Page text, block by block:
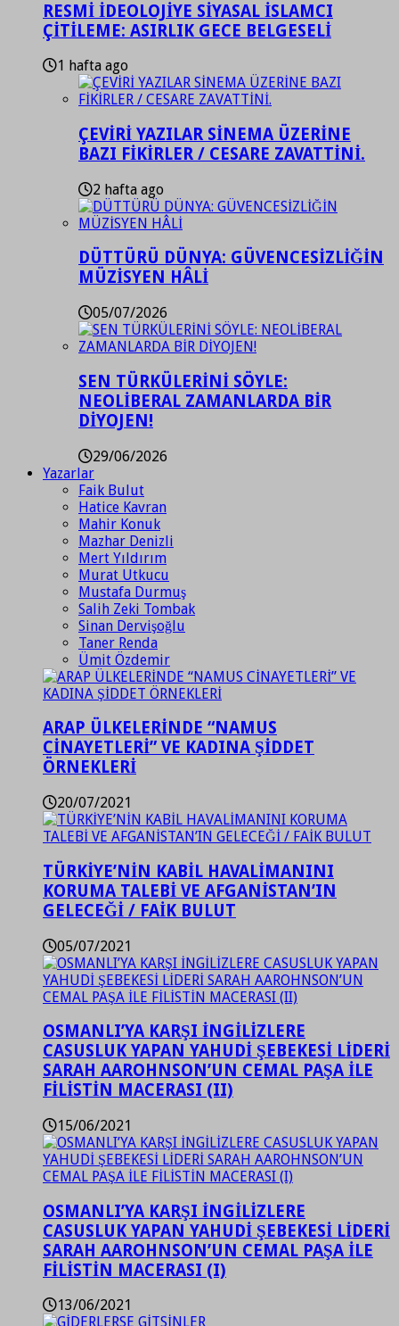
RESMİ İDEOLOJİYE SİYASAL İSLAMCI
ÇİTİLEME: ASIRLIK GECE BELGESELİ
1 hafta ago
ÇEVİRİ YAZILAR SİNEMA ÜZERİNE
BAZI FİKİRLER / CESARE ZAVATTİNİ.
2 hafta ago
DÜTTÜRÜ DÜNYA: GÜVENCESİZLİĞİN
MÜZİSYEN HÂLİ
05/07/2026
SEN TÜRKÜLERİNİ SÖYLE:
NEOLİBERAL ZAMANLARDA BİR
DİYOJEN!
29/06/2026
Yazarlar
Faik Bulut
Hatice Kavran
Mahir Konuk
Mazhar Denizli
Mert Yıldırım
Murat Utkucu
Mustafa Durmuş
Salih Zeki Tombak
Sinan Dervişoğlu
Taner Renda
Ümit Özdemir
ARAP ÜLKELERİNDE “NAMUS
CİNAYETLERİ” VE KADINA ŞİDDET
ÖRNEKLERİ
20/07/2021
TÜRKİYE’NİN KABİL HAVALİMANINI
KORUMA TALEBİ VE AFGANİSTAN’IN
GELECEĞİ / FAİK BULUT
05/07/2021
OSMANLI’YA KARŞI İNGİLİZLERE
CASUSLUK YAPAN YAHUDİ ŞEBEKESİ LİDERİ
SARAH AAROHNSON’UN CEMAL PAŞA İLE
FİLİSTİN MACERASI (II)
15/06/2021
OSMANLI’YA KARŞI İNGİLİZLERE
CASUSLUK YAPAN YAHUDİ ŞEBEKESİ LİDERİ
SARAH AAROHNSON’UN CEMAL PAŞA İLE
FİLİSTİN MACERASI (I)
13/06/2021